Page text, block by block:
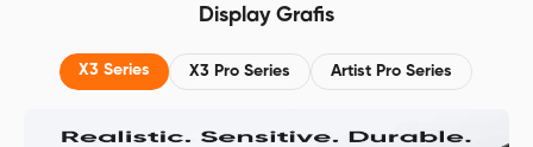
Baterai 8000mAh, Gratis
Membership 3 bulan di ibis Paint X
Display Grafis
X3 Series X3 Pro Series Artist Pro Series